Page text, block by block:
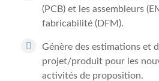
(PCB) et les assembleurs
fabricabilité (DFM).
Génère des estimations et
projet/produit pour les
activités de proposition.